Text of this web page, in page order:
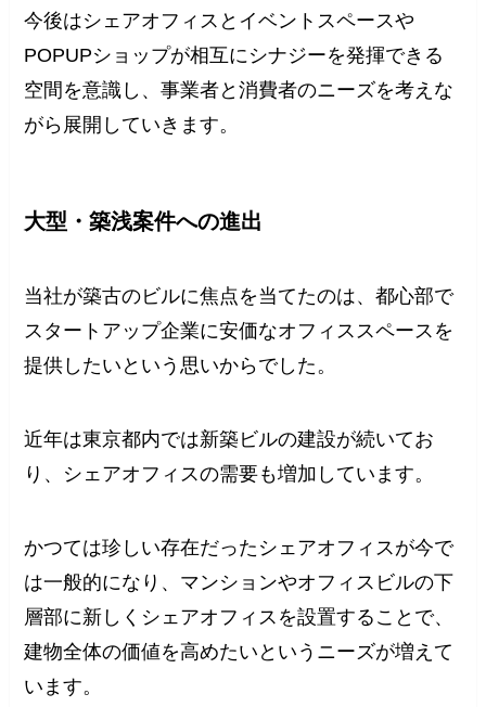
今後はシェアオフィスとイベントスペースや
POPUPショップが相互にシナジーを発揮できる
空間を意識し、事業者と消費者のニーズを考えな
がら展開していきます。
大型・築浅案件への進出
当社が築古のビルに焦点を当てたのは、都心部で
スタートアップ企業に安価なオフィススペースを
提供したいという思いからでした。
近年は東京都内では新築ビルの建設が続いてお
り、シェアオフィスの需要も増加しています。
かつては珍しい存在だったシェアオフィスが今で
は一般的になり、マンションやオフィスビルの下
層部に新しくシェアオフィスを設置することで、
建物全体の価値を高めたいというニーズが増えて
います。